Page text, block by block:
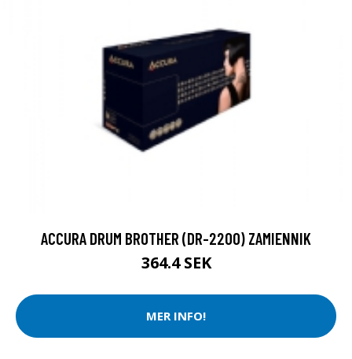
ACCURA DRUM BROTHER (DR-2200) ZAMIENNIK
364.4 SEK
MER INFO!